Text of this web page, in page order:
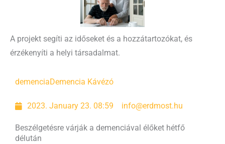
A projekt segíti az időseket és a hozzátartozókat, és
érzékenyíti a helyi társadalmat.
demenciaDemencia Kávézó
2023. January 23. 08:59 info@erdmost.hu
Beszélgetésre várják a demenciával élőket hétfő
délután